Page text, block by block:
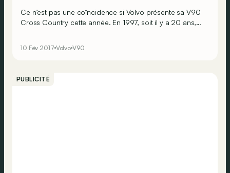
Ce n’est pas une coïncidence si Volvo présente sa V90
Cross Country cette année. En 1997, soit il y a 20 ans,
la toute nouvelle V90 Cross Country sur la neige et sur
10 Fév 2017 Volvo V90
PUBLICITÉ